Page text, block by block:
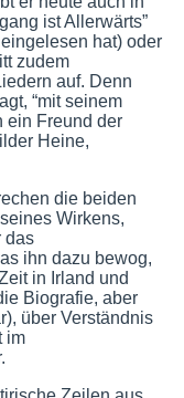
ist Allerwärts”
hat) oder
zudem
auf. Denn
“mit seinem
ein Freund der
Heine,
die beiden
Wirkens,
das
ihn dazu bewog,
in Irland und
Biografie, aber
über Verständnis
im